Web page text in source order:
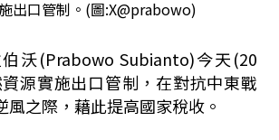
出口管制。(圖:X@prabowo)
沃(Prabowo Subianto)今天(20
源實施出口管制，在對抗中東戰
風之際，藉此提高國家稅收。